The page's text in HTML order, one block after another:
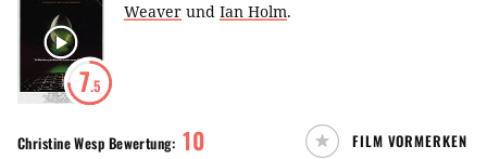
7.5
Weaver und Ian Holm.
Christine Wesp Bewertung: 10 FILM VORMERKEN